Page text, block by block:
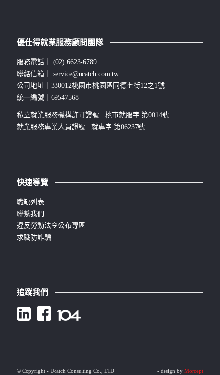
優仕得就業服務顧問團隊
服務電話｜ (02) 6623-6789
聯絡信箱｜ service@ucatch.com.tw
公司地址｜330012桃園市桃園區同德七街12之1號
統一編號｜69547568
私立就業服務機構許可證號 桃市就服字 第0014號
就業服務專業人員證號 就專字 第06237號
快速導覽
職缺列表
聯繫我們
違反勞動法令公布專區
求職防詐騙
追蹤我們
© Copyright - Ucatch Consulting Co., LTD - design byMorcept